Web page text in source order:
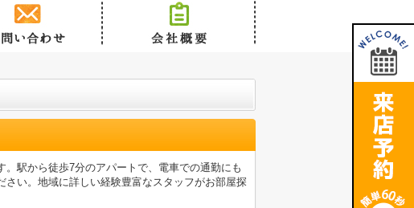
駅から徒歩7分のアパートで、電車での通勤にも
い。地域に詳しい経験豊富なスタッフがお部屋探